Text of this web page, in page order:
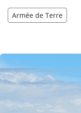
Armée de Terre